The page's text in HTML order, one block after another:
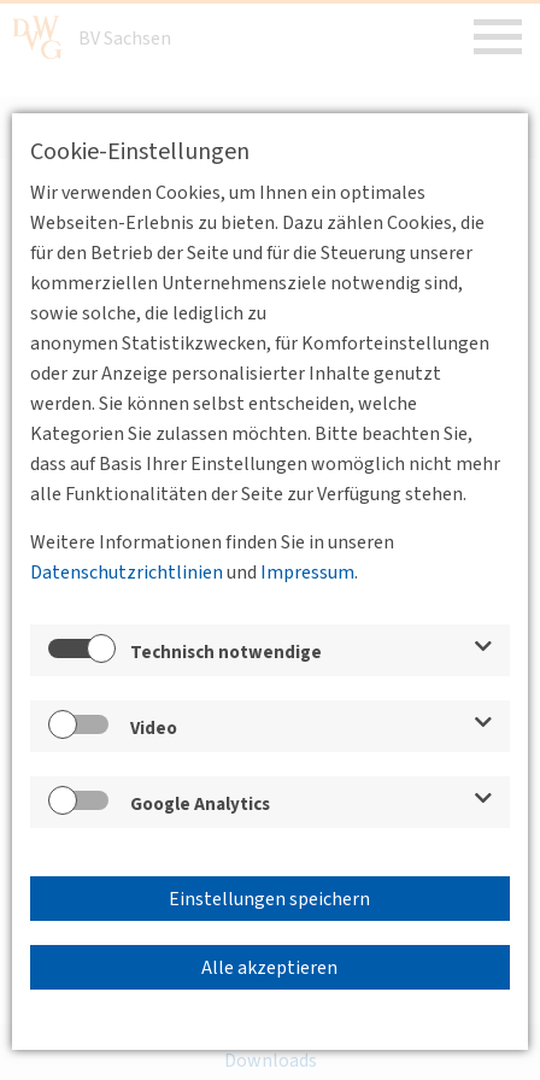
Cookie-Einstellungen
Wir verwenden Cookies, um Ihnen ein optimales
Webseiten-Erlebnis zu bieten. Dazu zählen Cookies, die
für den Betrieb der Seite und für die Steuerung unserer
kommerziellen Unternehmensziele notwendig sind,
sowie solche, die lediglich zu
anonymen Statistikzwecken, für Komforteinstellungen
oder zur Anzeige personalisierter Inhalte genutzt
werden. Sie können selbst entscheiden, welche
Kategorien Sie zulassen möchten. Bitte beachten Sie,
dass auf Basis Ihrer Einstellungen womöglich nicht mehr
alle Funktionalitäten der Seite zur Verfügung stehen.
Weitere Informationen finden Sie in unseren
Datenschutzrichtlinienund Impressum.
Technisch notwendige
Video
Google Analytics
Einstellungen speichern
Alle akzeptieren
BV Sachsen
Veranstaltungen im Archiv
Keine Nachrichten verfügbar.
Downloads